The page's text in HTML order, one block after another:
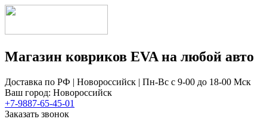
Магазин ковриков EVA ​на любой авто
Доставка по РФ | Новороссийск | Пн-Вс с 9-00 до 18-00 Мск
Ваш город: Новороссийск
+7-9887-65-45-01
Заказать звонок